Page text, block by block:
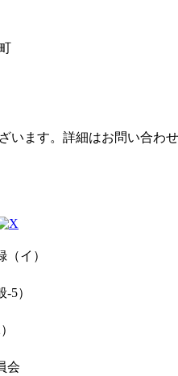
ます。詳細はお問い合わせ
イ）
5）
会